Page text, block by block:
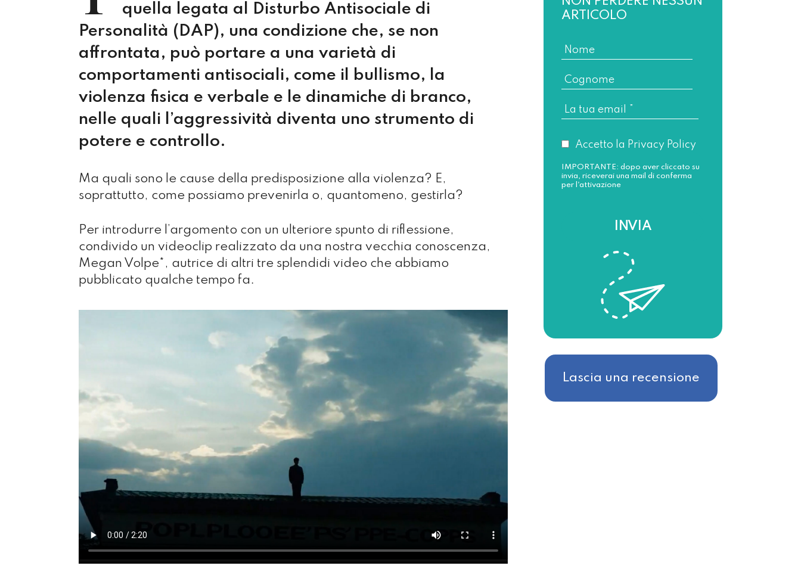
quella legata al Disturbo Antisociale di
Personalità (DAP), una condizione che, se non
affrontata, può portare a una varietà di
comportamenti antisociali, come il bullismo, la
violenza fisica e verbale e le dinamiche di branco,
nelle quali l’aggressività diventa uno strumento di
potere e controllo.
Ma quali sono le cause della predisposizione alla violenza? E,
soprattutto, come possiamo prevenirla o, quantomeno, gestirla?
Per introdurre l’argomento con un ulteriore spunto di riflessione,
condivido un videoclip realizzato da una nostra vecchia conoscenza,
Megan Volpe*, autrice di altri tre splendidi video che abbiamo
pubblicato qualche tempo fa.
ARTICOLO
Accetto la Privacy Policy
IMPORTANTE: dopo aver cliccato su
invia, riceverai una mail di conferma
per l'attivazione
Lascia una recensione